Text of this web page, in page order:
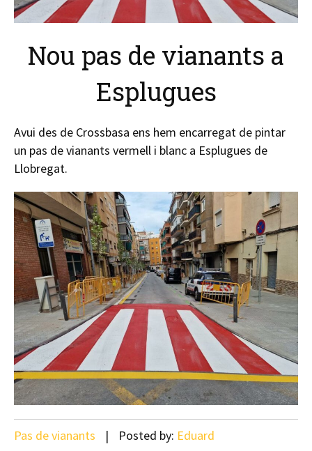
Nou pas de vianants a
Esplugues
Avui des de Crossbasa ens hem encarregat de pintar
un pas de vianants vermell i blanc a Esplugues de
Llobregat.
Pas de vianants Posted by: Eduard